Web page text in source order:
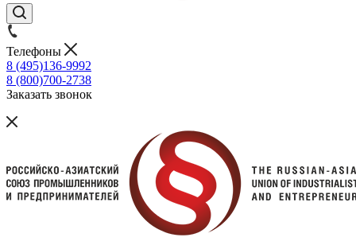
Телефоны
8 (495)136-9992
8 (800)700-2738
Заказать звонок